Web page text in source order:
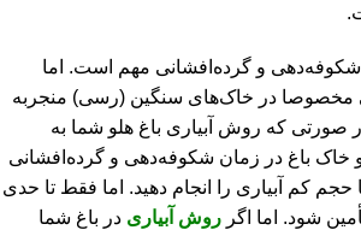
و گرده‌افشانی مهم است. اما
مخصوصا در خاک‌های سنگین (رسی) منجربه
که روش آبیاری باغ هلو شما به
باغ در زمان شکوفه‌دهی و گرده‌افشانی
کم آبیاری را انجام دهید. اما فقط تا حدی
شود. اما اگر روش آبیاری در باغ شما